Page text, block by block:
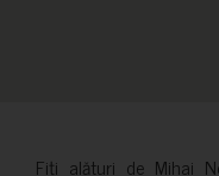
Fiți alături de Mihai